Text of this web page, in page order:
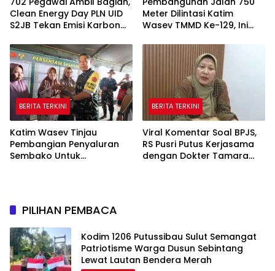
Clean Energy Day PLN UID
S2JB Tekan Emisi Karbon
Meter Dilintasi Katim
Wasev TMMD Ke-129, Ini
BERITA TERKINI
Katim Wasev Tinjau
Pembangian Penyaluran
Sembako Untuk
BERITA TERKINI
Viral Komentar Soal BPJS,
RS Pusri Putus Kerjasama
dengan Dokter Tamara
PILIHAN PEMBACA
Kodim 1206 Putussibau Sulut Semangat
Patriotisme Warga Dusun Sebintang
Lewat Lautan Bendera Merah